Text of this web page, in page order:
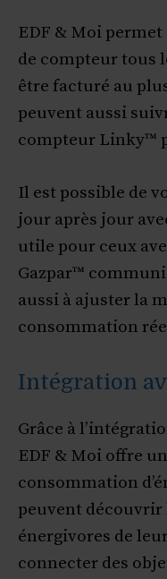
EDF & Moi
de compteur tous
être facturé au
peuvent aussi
compteur Linky™
Il est possible de
jour après jour
utile pour ceux
Gazpar™
aussi à ajuster la
consommation
Intégration
Grâce à
EDF & Moi offre
consommation
peuvent découvrir
énergivores de
connecter des